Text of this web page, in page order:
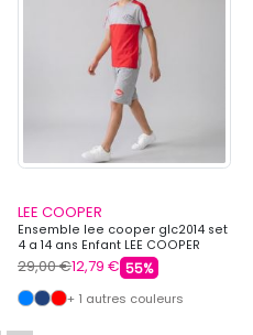
LEE COOPER
Ensemble lee cooper glc2014 set
4 a 14 ans Enfant LEE COOPER
29,00 €12,79 € 55%
+ 1 autres couleurs